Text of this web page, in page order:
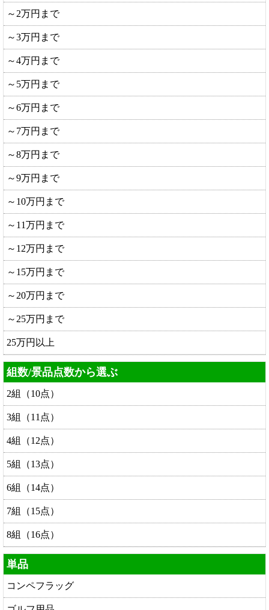
～2万円まで
～3万円まで
～4万円まで
～5万円まで
～6万円まで
～7万円まで
～8万円まで
～9万円まで
～10万円まで
～11万円まで
～12万円まで
～15万円まで
～20万円まで
～25万円まで
25万円以上
組数/景品点数から選ぶ
2組（10点）
3組（11点）
4組（12点）
5組（13点）
6組（14点）
7組（15点）
8組（16点）
単品
コンペフラッグ